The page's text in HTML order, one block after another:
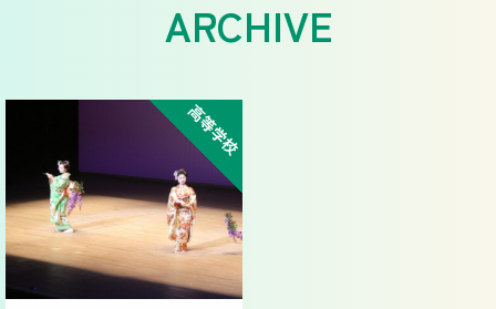
高等学校